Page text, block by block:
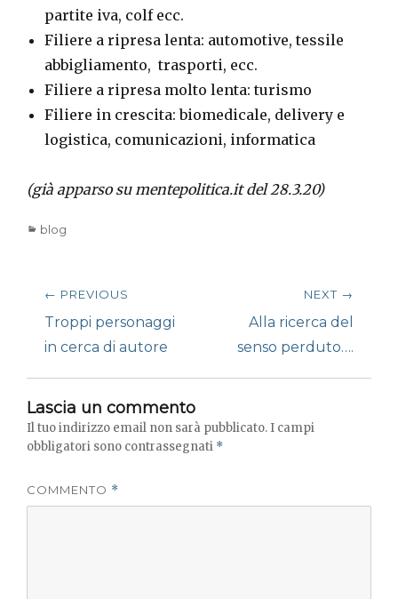
partite iva, colf ecc.
Filiere a ripresa lenta: automotive, tessile
abbigliamento, trasporti, ecc.
Filiere a ripresa molto lenta: turismo
Filiere in crescita: biomedicale, delivery e
logistica, comunicazioni, informatica
(già apparso su mentepolitica.it del 28.3.20)
Categories
blog
Navigazione
articoli
← PREVIOUS
Previous
post:
Troppi personaggi
in cerca di autore
NEXT →
Next
post:
Alla ricerca del
senso perduto….
Lascia un commento
Il tuo indirizzo email non sarà pubblicato. I campi
obbligatori sono contrassegnati *
COMMENTO *